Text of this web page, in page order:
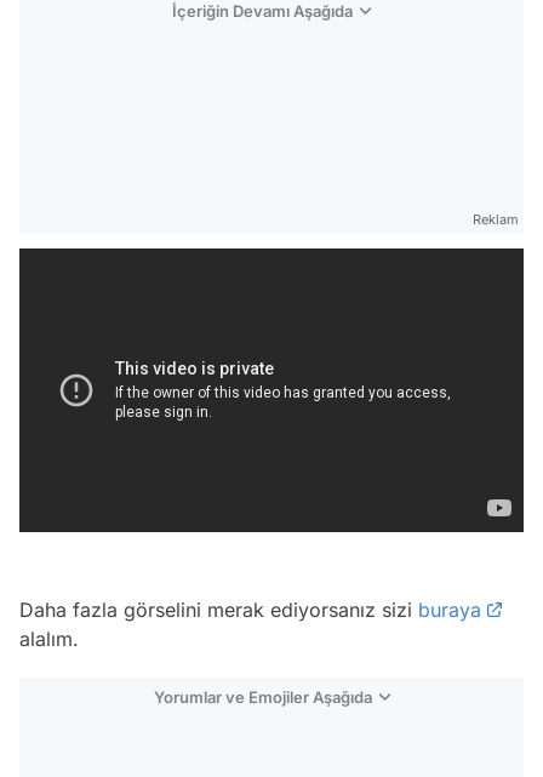
İçeriğin Devamı Aşağıda
Reklam
Daha fazla görselini merak ediyorsanız sizi buraya
alalım.
Yorumlar ve Emojiler Aşağıda